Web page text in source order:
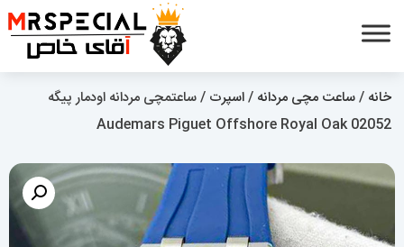
خانه /ساعت مچی مردانه /اسپرت / ساعتمچی مردانه اودمار پیگه
Audemars Piguet Offshore Royal Oak 02052